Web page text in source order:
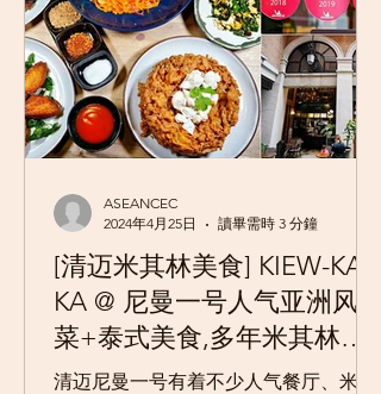
[清迈米其林美食] KIEW-KAI-
KA @ 尼曼一号人气亚洲风格
菜+泰式美食,多年米其林推
荐,网美风餐厅
清迈尼曼一号有着不少人气餐厅、米其
ASEANCEC
2024年4月25日
讀畢需時 3 分鐘